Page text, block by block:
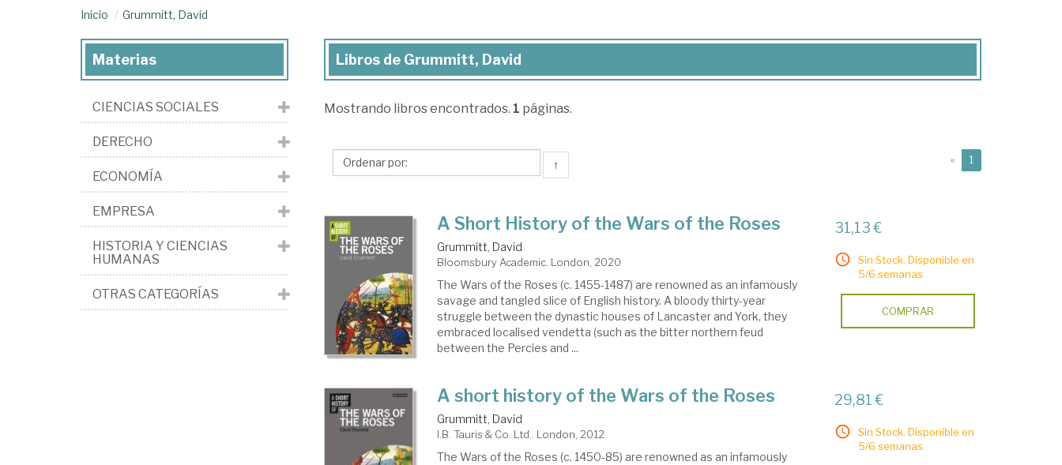
Inicio Grummitt, David
Libros
Grummitt,
Libros de Grummitt, David
Mostrando libros encontrados. 1 páginas.
↑ « 1
A Short History of the Wars of the Roses
Grummitt, David
Bloomsbury Academic. London, 2020
The Wars of the Roses (c. 1455-1487) are renowned as an infamously
savage and tangled slice of English history. A bloody thirty-year
struggle between the dynastic houses of Lancaster and York, they
embraced localised vendetta (such as the bitter northern feud
between the Percies and ...
31,13 €
Sin Stock. Disponible en
5/6 semanas.
COMPRAR
A short history of the Wars of the Roses
Grummitt, David
I.B. Tauris & Co. Ltd.. London, 2012
The Wars of the Roses (c. 1450-85) are renowned as an infamously
29,81 €
Sin Stock. Disponible en
5/6 semanas.
Materias
CIENCIAS SOCIALES
DERECHO
ECONOMÍA
EMPRESA
HISTORIA Y CIENCIAS
HUMANAS
OTRAS CATEGORÍAS